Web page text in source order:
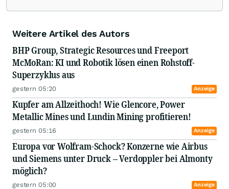
Themen und Trends, die Börsianer interessieren.
Die Zahl 3 spielt dabei eine konzeptionelle Rolle:
I. je Kommentar werden 3 Unternehmen
genannt,
II. mindestens 3 Themen oder Trends werden
erwähnt,
III. die Kommentare umfassen jeweils eine
Lesedauer von weniger als 3 Minuten.
Wir wünschen gute Unterhaltung und viel Erfolg
an der Börse!
Weitere Artikel des Autors
BHP Group, Strategic Resources und Freeport
McMoRan: KI und Robotik lösen einen Rohstoff-
Superzyklus aus
gestern 05:20 Anzeige
Kupfer am Allzeithoch! Wie Glencore, Power
Metallic Mines und Lundin Mining profitieren!
gestern 05:16 Anzeige
Europa vor Wolfram-Schock? Konzerne wie Airbus
und Siemens unter Druck – Verdoppler bei Almonty
möglich?
gestern 05:00 Anzeige